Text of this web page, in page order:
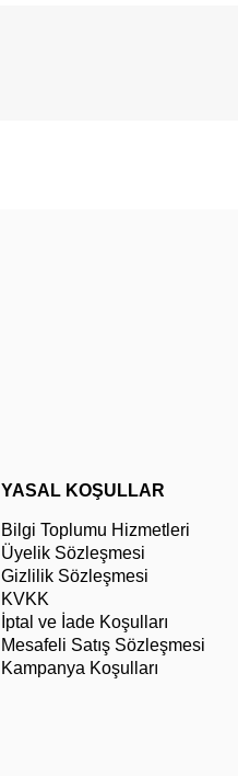
YASAL KOŞULLAR
Bilgi Toplumu Hizmetleri
Üyelik Sözleşmesi
Gizlilik Sözleşmesi
KVKK
İptal ve İade Koşulları
Mesafeli Satış Sözleşmesi
Kampanya Koşulları